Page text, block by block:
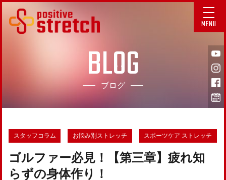
MENU
BLOG
ブログ
スタッフコラム お悩み別ストレッチ スポーツケア ストレッチ
ゴルファー必見！【第三章】疲れ知
らずの身体作り！